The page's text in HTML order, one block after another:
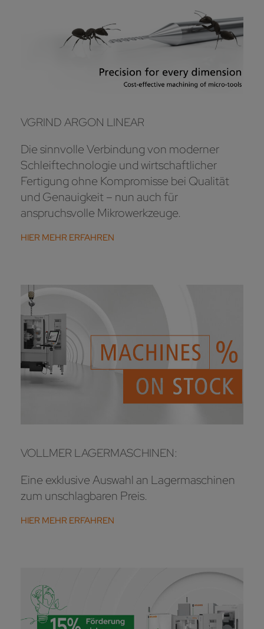
VGRIND ARGON LINEAR
Die sinnvolle Verbindung von moderner
Schleiftechnologie und wirtschaftlicher
Fertigung ohne Kompromisse bei Qualität
und Genauigkeit – nun auch für
anspruchsvolle Mikrowerkzeuge.
HIER MEHR ERFAHREN
VOLLMER LAGERMASCHINEN:
Eine exklusive Auswahl an Lagermaschinen
zum unschlagbaren Preis.
HIER MEHR ERFAHREN